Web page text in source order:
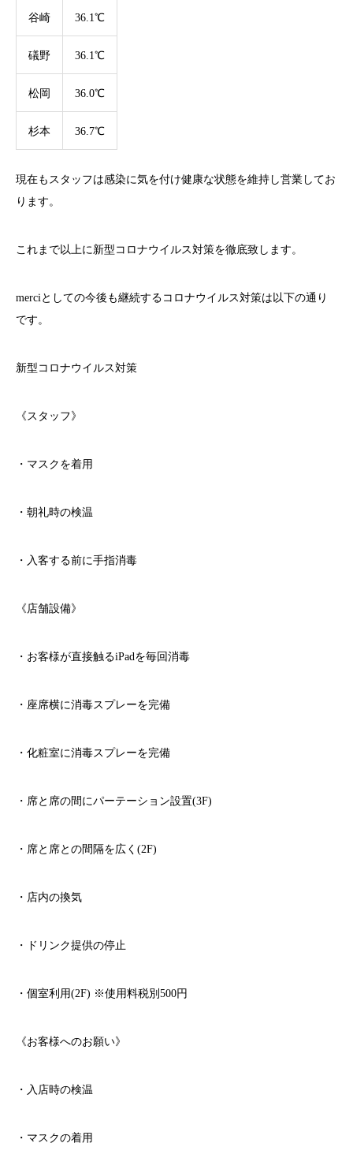
谷崎 36.1℃
礒野 36.1℃
松岡 36.0℃
杉本 36.7℃
現在もスタッフは感染に気を付け健康な状態を維持し営業してお
ります。
これまで以上に新型コロナウイルス対策を徹底致します。
merci としての今後も継続するコロナウイルス対策は以下の通り
です。
新型コロナウイルス対策
《スタッフ》
・マスクを着用
・朝礼時の検温
・入客する前に手指消毒
《店舗設備》
・お客様が直接触るiPad を毎回消毒
・座席横に消毒スプレーを完備
・化粧室に消毒スプレーを完備
・席と席の間にパーテーション設置(3F)
・席と席との間隔を広く (2F)
・店内の換気
・ドリンク提供の停止
・個室利用(2F) ※使用料税別 500円
《お客様へのお願い》
・入店時の検温
・マスクの着用